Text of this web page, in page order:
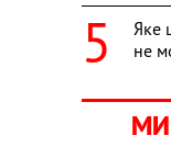
Яке
не